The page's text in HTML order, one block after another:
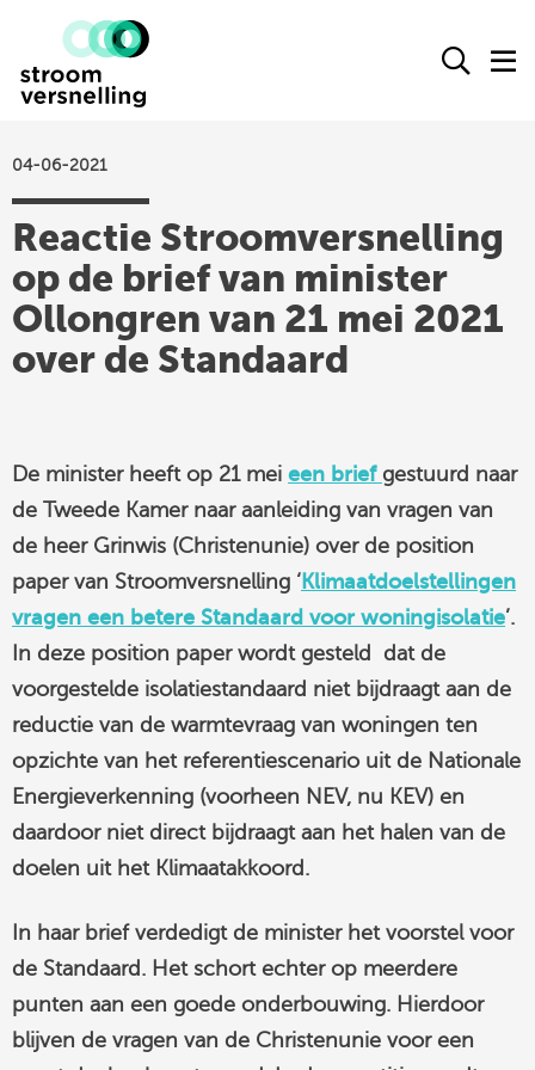
Stroomversnelling
agenda
kennisproducten
leden
over ons
Stroomversnelling
op
linkedin
04-06-2021
Reactie Stroomversnelling
op de brief van minister
Ollongren van 21 mei 2021
over de Standaard
De minister heeft op 21 mei een brief gestuurd naar
de Tweede Kamer naar aanleiding van vragen van
de heer Grinwis (Christenunie) over de position
paper van Stroomversnelling ‘ Klimaatdoelstellingen
vragen een betere Standaard voor woningisolatie’.
In deze position paper wordt gesteld
dat de
voorgestelde isolatiestandaard niet bijdraagt aan de
reductie van de warmtevraag van woningen ten
opzichte van het referentiescenario uit de Nationale
Energieverkenning (voorheen NEV, nu KEV) en
daardoor niet direct bijdraagt aan het halen van de
doelen uit het Klimaatakkoord.
In haar brief verdedigt de minister het voorstel voor
de Standaard. Het schort echter op meerdere
punten aan een goede onderbouwing. Hierdoor
blijven de vragen van de Christenunie voor een